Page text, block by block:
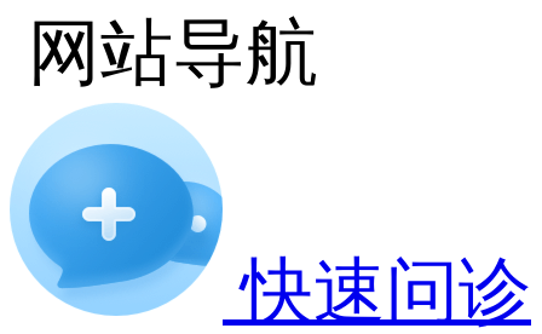
网站导航
快速问诊